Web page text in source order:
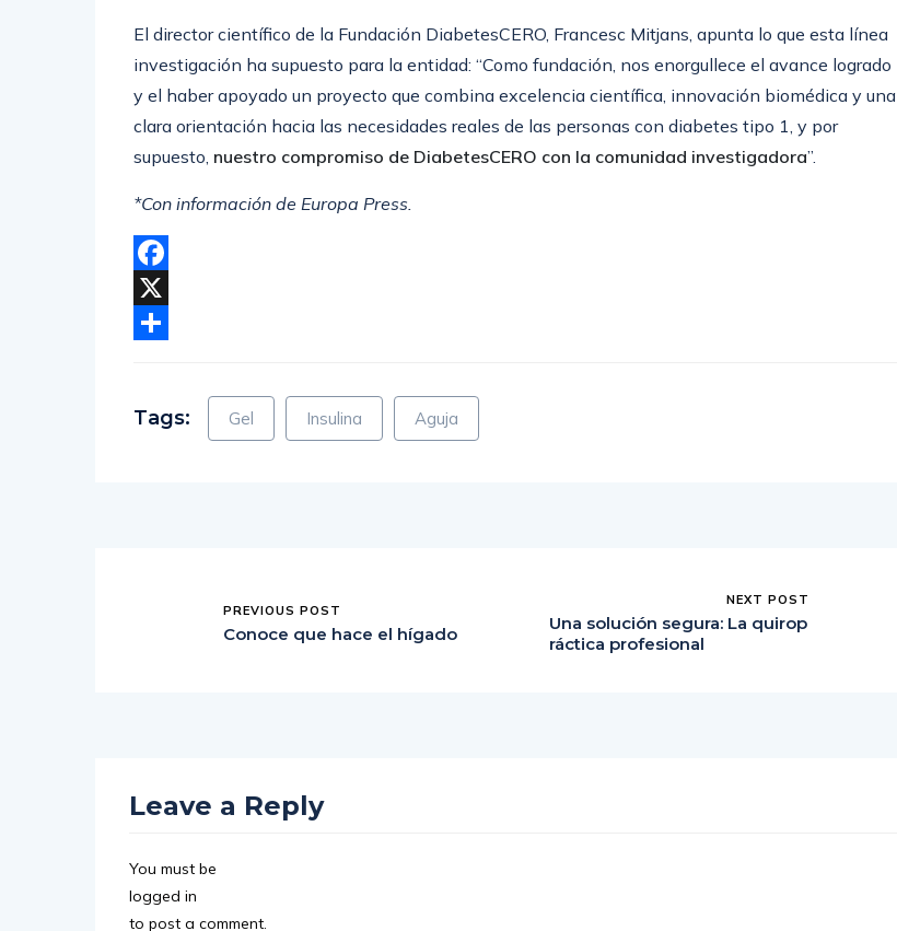
El director científico de la Fundación DiabetesCERO, Francesc Mitjans, apunta lo que esta línea
investigación ha supuesto para la entidad: “Como fundación, nos enorgullece el avance logrado
y el haber apoyado un proyecto que combina excelencia científica, innovación biomédica y una
clara orientación hacia las necesidades reales de las personas con diabetes tipo 1, y por
supuesto, nuestro compromiso de DiabetesCERO con la comunidad investigadora”.
*Con información de Europa Press.
Facebook
X
Tags: Gel Insulina Aguja
PREVIOUS POST
Conoce que hace el hígado
NEXT POST
Una solución segura: La quirop
ráctica profesional
Leave a Reply
You must be
logged in
to post a comment.